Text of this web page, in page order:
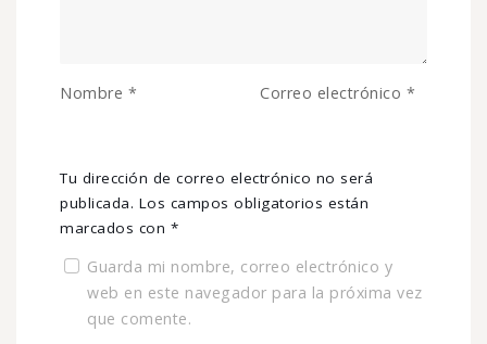
Tu dirección de correo electrónico no será
publicada. Los campos obligatorios están
marcados con *
Nombre * Correo electrónico *
Guarda mi nombre, correo electrónico y
web en este navegador para la próxima vez
que comente.